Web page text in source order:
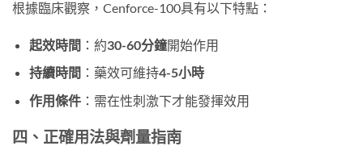
根據臨床觀察，Cenforce-100具有以下特點：
起效時間 ：約30-60分鐘開始作用
持續時間 ：藥效可維持4-5小時
作用條件：需在性刺激下才能發揮效用
四、正確用法與劑量指南